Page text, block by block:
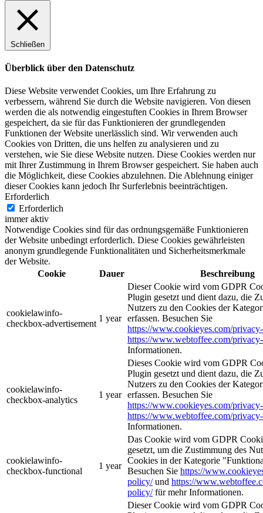
Schließen
Überblick über den Datenschutz
Diese Website verwendet Cookies, um Ihre Erfahrung zu
verbessern, während Sie durch die Website navigieren. Von diesen
werden die als notwendig eingestuften Cookies in Ihrem Browser
gespeichert, da sie für das Funktionieren der grundlegenden
Funktionen der Website unerlässlich sind. Wir verwenden auch
Cookies von Dritten, die uns helfen zu analysieren und zu
verstehen, wie Sie diese Website nutzen. Diese Cookies werden nur
mit Ihrer Zustimmung in Ihrem Browser gespeichert. Sie haben auch
die Möglichkeit, diese Cookies abzulehnen. Die Ablehnung einiger
dieser Cookies kann jedoch Ihr Surferlebnis beeinträchtigen.
Erforderlich
Erforderlich
immer aktiv
Notwendige Cookies sind für das ordnungsgemäße Funktionieren
der Website unbedingt erforderlich. Diese Cookies gewährleisten
anonym grundlegende Funktionalitäten und Sicherheitsmerkmale
der Website.
Cookie
Dauer Beschreibung
cookielawinfo-
checkbox-advertisement
1 year
Dieser Cookie wird vom GDPR
Plugin gesetzt und dient dazu, die
Nutzers zu den Cookies der
erfassen. Besuchen Sie
https://www.cookieyes.com/
https://www.webtoffee.com/
Informationen.
cookielawinfo-
checkbox-analytics
1 year
Dieses Cookie wird vom GDPR
Plugin gesetzt und dient dazu, die
Nutzers zu den Cookies der
erfassen. Besuchen Sie
https://www.cookieyes.com/
https://www.webtoffee.com/
Informationen.
cookielawinfo-
checkbox-functional
1 year
Das Cookie wird vom GDPR
gesetzt, um die Zustimmung des
Cookies in der Kategorie
Besuchen Sie https://
policy/und https://
policy/für mehr Informationen.
Dieser Cookie wird vom GDPR